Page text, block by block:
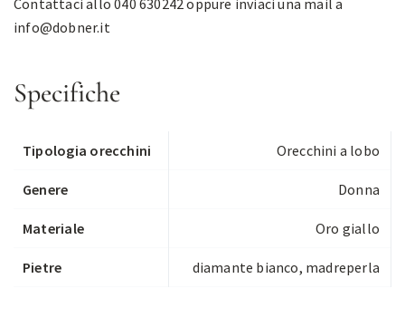
Contattaci allo 040 630242 oppure inviaci una mail a
info@dobner.it
Specifiche
Tipologia orecchini Orecchini a lobo
Genere Donna
Materiale Oro giallo
Pietre diamante bianco, madreperla